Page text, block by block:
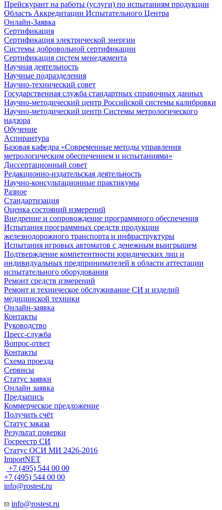
Прейскурант на работы (услуги) по испытаниям продукции
Область Аккредитации Испытательного Центра
Онлайн-Заявка
Сертификация
Сертификация электрической энергии
Системы добровольной сертификации
Сертификация систем менеджмента
Научная деятельность
Научные подразделения
Научно-технический совет
Государственная служба стандартных справочных данных
Научно-методический центр Российской системы калибровки
Научно-методический центр Системы метрологического
надзора
Обучение
Аспирантура
Базовая кафедра «Современные методы управления
метрологическим обеспечением и испытаниями»
Диссертационный совет
Редакционно-издательская деятельность
Научно-консультационные практикумы
Разное
Стандартизация
Оценка состояний измерений
Внедрение и сопровождение программного обеспечения
Испытания программных средств продукции
железнодорожного транспорта и инфраструктуры
Испытания игровых автоматов с денежным выигрышем
Подтверждение компетентности юридических лиц и
индивидуальных предпринимателей в области аттестации
испытательного оборудования
Ремонт средств измерений
Ремонт и техническое обслуживание СИ и изделий
медицинской техники
Онлайн-заявка
Контакты
Руководство
Пресс-служба
Вопрос-ответ
Контакты
Схема проезда
Сервисы
Статус заявки
Онлайн заявка
Предзапись
Коммерческое предложение
Получить счёт
Статус заказа
Результат поверки
Госреестр СИ
Статус ОСИ МИ 2426-2016
ImportNET
+7 (495) 544 00 00
+7 (495) 544 00 00
info@rostest.ru
info@rostest.ru